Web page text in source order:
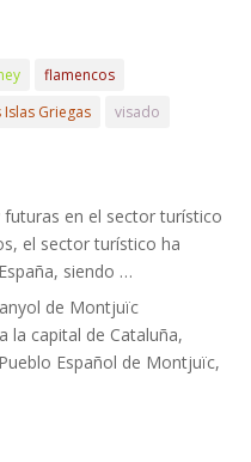
flamencos
Griegas visado
futuras en el sector turístico
el sector turístico ha
siendo …
de Montjuïc
la capital de Cataluña,
Español de Montjuïc,